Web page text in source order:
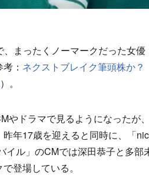
まったくノーマークだった女優
： ネクストブレイク筆頭株か
）。
やドラマで見るようになったが
年17歳を迎えると同時に、「
イル」のCMでは深田恭子と多部
登場している。